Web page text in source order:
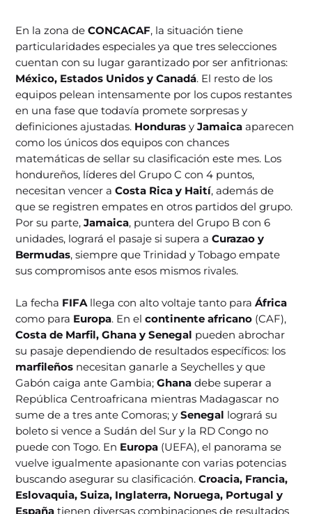
En la zona deCONCACAF, la situación tiene
particularidades especiales ya que tres selecciones
cuentan con su lugar garantizado por ser anfitrionas:
México, Estados Unidos y Canadá. El resto de los
equipos pelean intensamente por los cupos restantes
en una fase que todavía promete sorpresas y
definiciones ajustadas. Honduras yJamaica aparecen
como los únicos dos equipos con chances
matemáticas de sellar su clasificación este mes. Los
hondureños, líderes del Grupo C con 4 puntos,
necesitan vencer aCosta Rica y Haití, además de
que se registren empates en otros partidos del grupo.
Por su parte,Jamaica, puntera del Grupo B con 6
unidades, logrará el pasaje si supera aCurazao y
Bermudas, siempre que Trinidad y Tobago empate
sus compromisos ante esos mismos rivales.
La fecha FIFA llega con alto voltaje tanto paraÁfrica
como para Europa. En elcontinente africano (CAF),
Costa de Marfil, Ghana y Senegal pueden abrochar
su pasaje dependiendo de resultados específicos: los
marfileños necesitan ganarle a Seychelles y que
Gabón caiga ante Gambia;Ghana debe superar a
República Centroafricana mientras Madagascar no
sume de a tres ante Comoras; ySenegal logrará su
boleto si vence a Sudán del Sur y la RD Congo no
puede con Togo. En Europa (UEFA), el panorama se
vuelve igualmente apasionante con varias potencias
buscando asegurar su clasificación.Croacia, Francia,
Eslovaquia, Suiza, Inglaterra, Noruega, Portugal y
España tienen diversas combinaciones de resultados